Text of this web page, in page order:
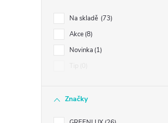
Na skladě 73
Akce 8
Novinka 1
Značky